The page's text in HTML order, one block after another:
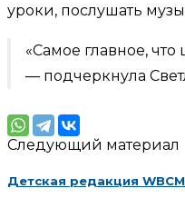
уроки, послушать
«Самое главное,
— подчеркнула
Следующий материал
Детская редакция